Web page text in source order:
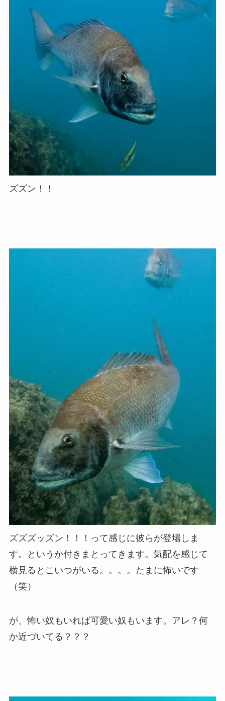
ズズン！！
ズズズッズン！！！って感じに彼らが登場しま
す。というか付きまとってきます。気配を感じて
横見るとこいつがいる。。。。たまに怖いです
（笑）
が、怖い奴もいれば可愛い奴もいます。アレ？何
か近づいてる？？？